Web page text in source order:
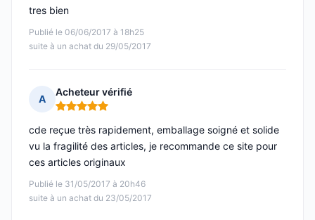
Publié le 06/06/2017 à 18h25
suite à un achat du 29/05/2017
tres bien
A
Acheteur vérifié
Note : 5 sur 5
Publié le 31/05/2017 à 20h46
suite à un achat du 23/05/2017
cde reçue très rapidement, emballage soigné et solide
vu la fragilité des articles, je recommande ce site pour
ces articles originaux